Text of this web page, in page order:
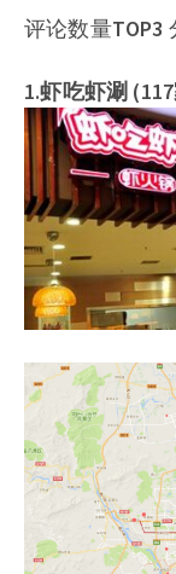
评论数量TOP3
1.虾吃虾涮